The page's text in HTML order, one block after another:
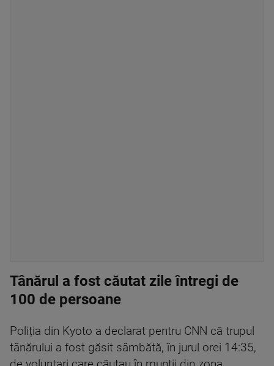
Tânărul a fost căutat zile întregi de
100 de persoane
Poliția din Kyoto a declarat pentru CNN că trupul
tânărului a fost găsit sâmbătă, în jurul orei 14:35,